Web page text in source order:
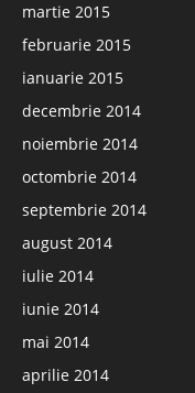
martie 2015
februarie 2015
ianuarie 2015
decembrie 2014
noiembrie 2014
octombrie 2014
septembrie 2014
august 2014
iulie 2014
iunie 2014
mai 2014
aprilie 2014